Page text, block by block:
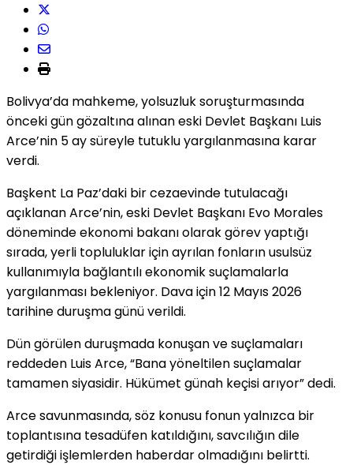
Bolivya’da mahkeme, yolsuzluk soruşturmasında
önceki gün gözaltına alınan eski Devlet Başkanı Luis
Arce’nin 5 ay süreyle tutuklu yargılanmasına karar
verdi.
Başkent La Paz’daki bir cezaevinde tutulacağı
açıklanan Arce’nin, eski Devlet Başkanı Evo Morales
döneminde ekonomi bakanı olarak görev yaptığı
sırada, yerli topluluklar için ayrılan fonların usulsüz
kullanımıyla bağlantılı ekonomik suçlamalarla
yargılanması bekleniyor. Dava için 12 Mayıs 2026
tarihine duruşma günü verildi.
Dün görülen duruşmada konuşan ve suçlamaları
reddeden Luis Arce, “Bana yöneltilen suçlamalar
tamamen siyasidir. Hükümet günah keçisi arıyor” dedi.
Arce savunmasında, söz konusu fonun yalnızca bir
toplantısına tesadüfen katıldığını, savcılığın dile
getirdiği işlemlerden haberdar olmadığını belirtti.